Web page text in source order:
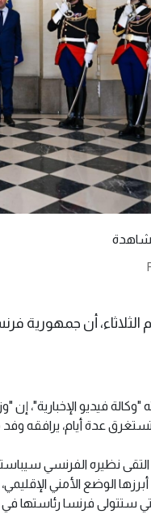
الثلاثاء، أن
"وكالة فيديو
عدة أيام، يرافقه وفد
نظيره الفرنسي
الوضع الأمني
ستتولى فرنسا رئاستها